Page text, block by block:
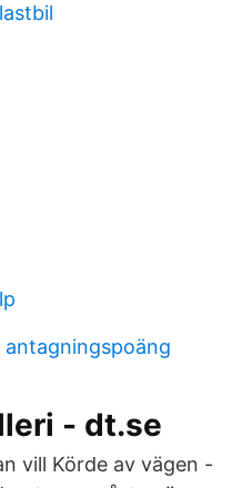
- dt.se
vill Körde av vägen -